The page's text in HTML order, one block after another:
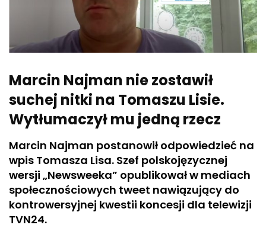
Marcin Najman nie zostawił
suchej nitki na Tomaszu Lisie.
Wytłumaczył mu jedną rzecz
Marcin Najman postanowił odpowiedzieć na
wpis Tomasza Lisa. Szef polskojęzycznej
wersji „Newsweeka” opublikował w mediach
społecznościowych tweet nawiązujący do
kontrowersyjnej kwestii koncesji dla telewizji
TVN24.